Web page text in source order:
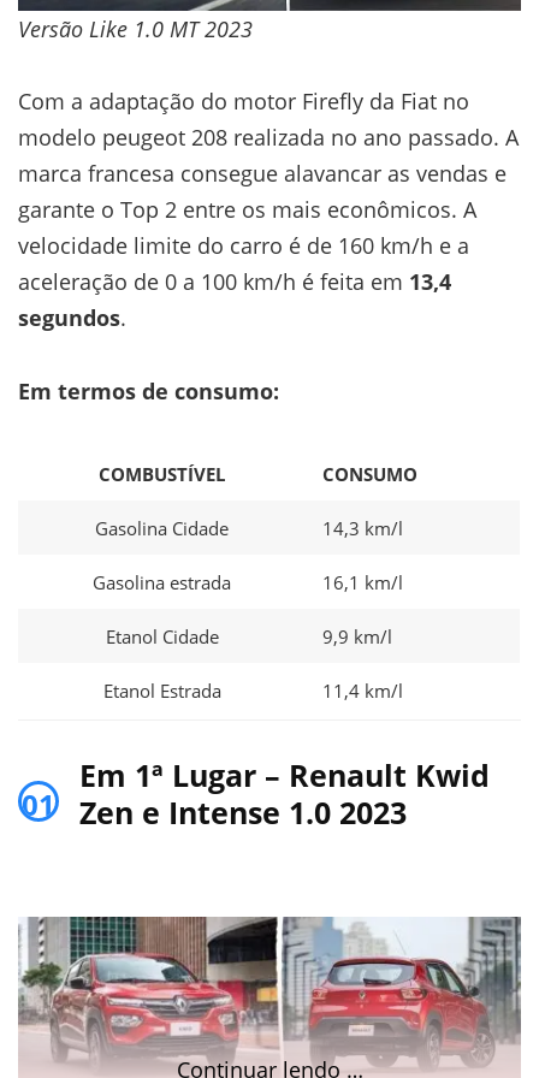
Versão Like 1.0 MT 2023
Com a adaptação do motor Firefly da Fiat no
modelo peugeot 208 realizada no ano passado. A
marca francesa consegue alavancar as vendas e
garante o Top 2 entre os mais econômicos. A
velocidade limite do carro é de 160 km/h e a
aceleração de 0 a 100 km/h é feita em 13,4
segundos.
Em termos de consumo:
COMBUSTÍVEL CONSUMO
Gasolina Cidade 14,3 km/l
Gasolina estrada 16,1 km/l
Etanol Cidade 9,9 km/l
Etanol Estrada 11,4 km/l
01
Em 1ª Lugar – Renault Kwid
Zen e Intense 1.0 2023
Continuar lendo …